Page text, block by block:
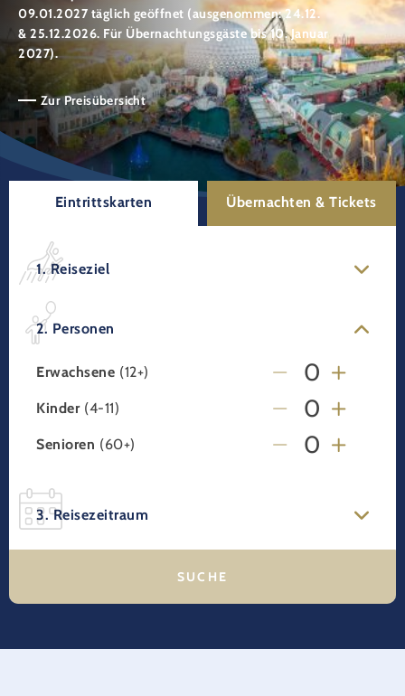
09.01.2027 täglich geöffnet (ausgenommen: 24.12.
& 25.12.2026. Für Übernachtungsgäste bis 10. Januar
2027).
Zur Preisübersicht
Eintrittskarten Übernachten & Tickets
1. Reiseziel
2. Personen
Erwachsene (12+)
Kinder (4-11)
Senioren (60+)
3. Reisezeitraum